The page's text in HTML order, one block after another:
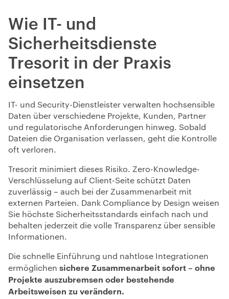
Wie IT- und
Sicherheitsdienste
Tresorit in der Praxis
einsetzen
IT- und Security-Dienstleister verwalten hochsensible
Daten über verschiedene Projekte, Kunden, Partner
und regulatorische Anforderungen hinweg. Sobald
Dateien die Organisation verlassen, geht die Kontrolle
oft verloren.
Tresorit minimiert dieses Risiko. Zero-Knowledge-
Verschlüsselung auf Client-Seite schützt Daten
zuverlässig – auch bei der Zusammenarbeit mit
externen Parteien. Dank Compliance by Design weisen
Sie höchste Sicherheitsstandards einfach nach und
behalten jederzeit die volle Transparenz über sensible
Informationen.
Die schnelle Einführung und nahtlose Integrationen
ermöglichen sichere Zusammenarbeit sofort – ohne
Projekte auszubremsen oder bestehende
Arbeitsweisen zu verändern.